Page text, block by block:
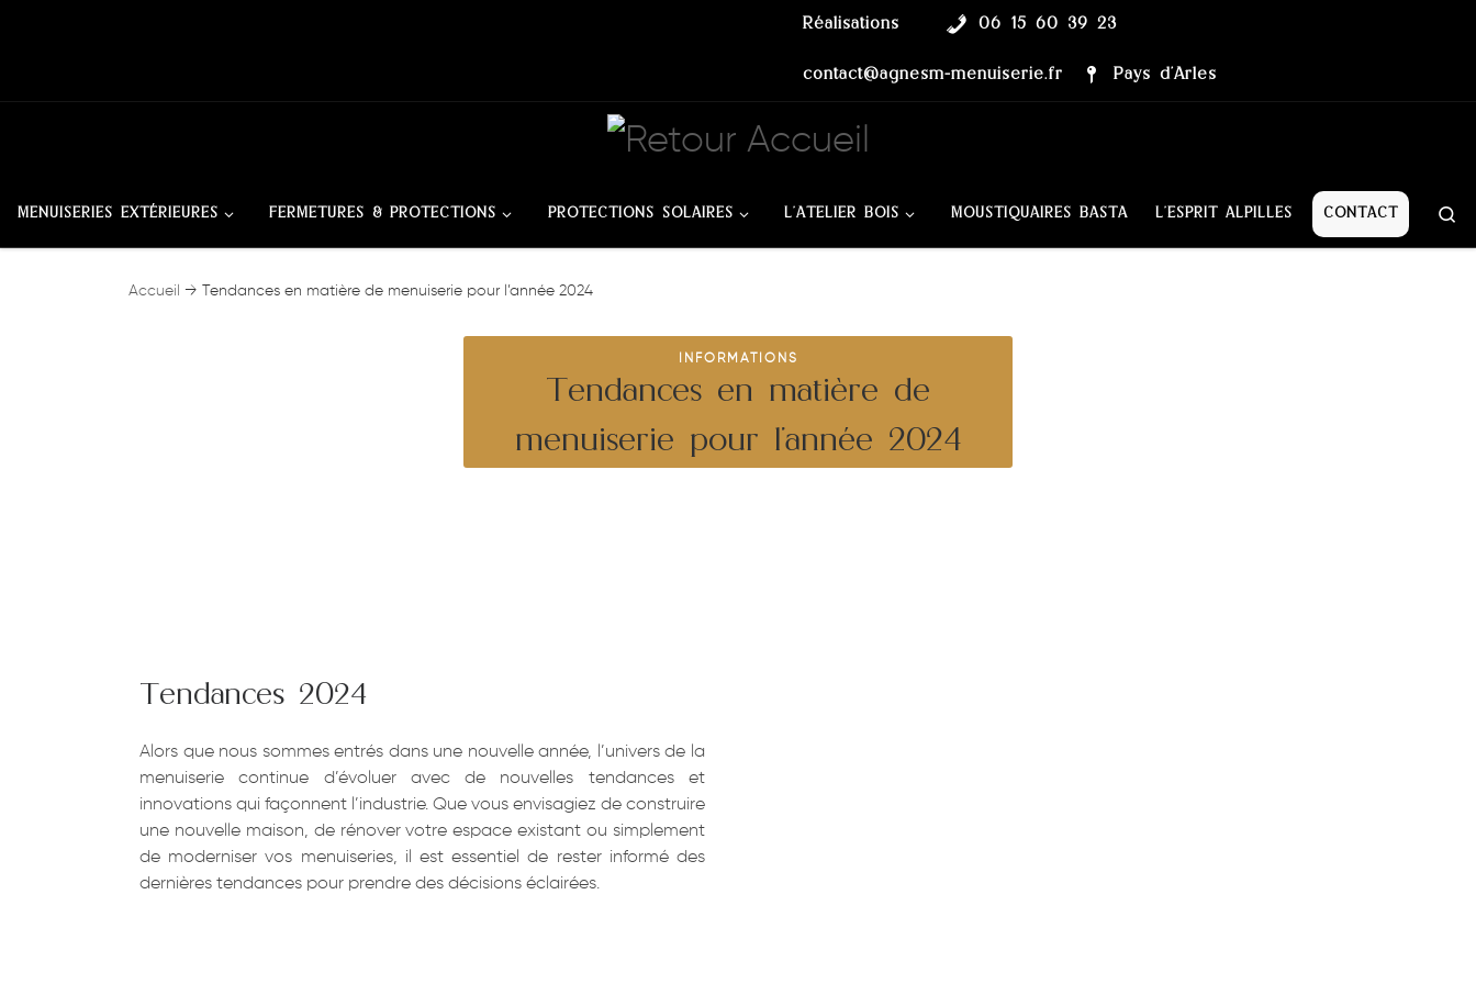
Réalisations 06 15 60 39 23
contact@agnesm-menuiserie.fr Pays d’Arles
MENUISERIES EXTÉRIEURES FERMETURES & PROTECTIONS PROTECTIONS SOLAIRES L’ATELIER BOIS MOUSTIQUAIRES BASTA L’ESPRIT ALPILLES CONTACT
Accueil → Tendances en matière de menuiserie pour l’année 2024
INFORMATIONS
Tendances en matière de
menuiserie pour l’année 2024
Tendances 2024
Alors que nous sommes entrés dans une nouvelle année, l’univers de la
menuiserie continue d’évoluer avec de nouvelles tendances et
innovations qui façonnent l’industrie. Que vous envisagiez de construire
une nouvelle maison, de rénover votre espace existant ou simplement
de moderniser vos menuiseries, il est essentiel de rester informé des
dernières tendances pour prendre des décisions éclairées.